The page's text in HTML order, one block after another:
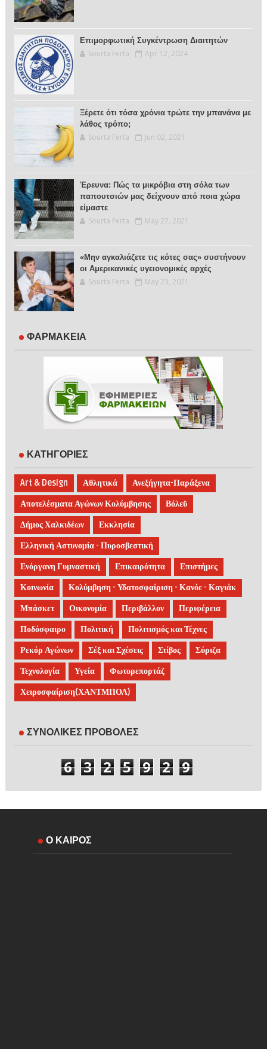
Επιμορφωτική Συγκέντρωση Διαιτητών
Sourta Ferta Apr 12, 2024
Ξέρετε ότι τόσα χρόνια τρώτε την μπανάνα με
λάθος τρόπο;
Sourta Ferta Jun 02, 2021
Έρευνα: Πώς τα μικρόβια στη σόλα των
παπουτσιών μας δείχνουν από ποια χώρα
είμαστε
Sourta Ferta May 27, 2021
«Μην αγκαλιάζετε τις κότες σας» συστήνουν
οι Αμερικανικές υγειονομικές αρχές
Sourta Ferta May 23, 2021
ΦΑΡΜΑΚΕΙΑ
ΚΑΤΗΓΟΡΙΕΣ
Art & Design Αθλητικά Ανεξήγητα-Παράξενα
Αποτελέσματα Αγώνων Κολύμβησης Βόλεϋ
Δήμος Χαλκιδέων Εκκλησία
Ελληνική Αστυνομία - Πυροσβεστική
Ενόργανη Γυμναστική Επικαιρότητα Επιστήμες
Κοινωνία Κολύμβηση - Υδατοσφαίριση - Κανόε - Καγιάκ
Μπάσκετ Οικονομία Περιβάλλον Περιφέρεια
Ποδόσφαιρο Πολιτική Πολιτισμός και Τέχνες
Ρεκόρ Αγώνων Σέξ και Σχέσεις Στίβος Σύριζα
Τεχνολογία Υγεία Φωτορεπορτάζ
Χειροσφαίριση(ΧΑΝΤΜΠΟΛ)
ΣΥΝΟΛΙΚΕΣ ΠΡΟΒΟΛΕΣ
6 3 2 5 9 2 9
Ο ΚΑΙΡΟΣ